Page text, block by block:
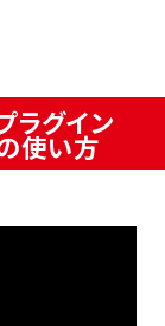
グイン
使い方